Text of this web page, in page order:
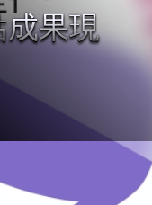
果現